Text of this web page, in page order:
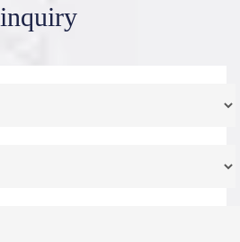
inquiry